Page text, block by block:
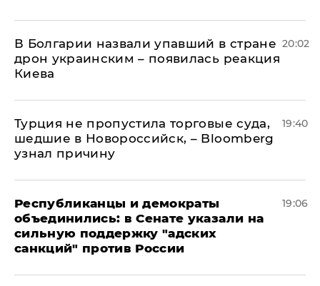
В Болгарии назвали упавший в стране
дрон украинским – появилась реакция
Киева
20:02
Турция не пропустила торговые суда,
шедшие в Новороссийск, – Bloomberg
узнал причину
19:40
Республиканцы и демократы
объединились: в Сенате указали на
сильную поддержку "адских
санкций" против России
19:06